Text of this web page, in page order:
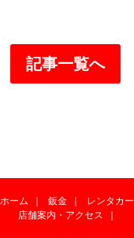
記事一覧へ
ホーム ｜ 鈑金 ｜ レンタカー
店舗案内・アクセス
｜